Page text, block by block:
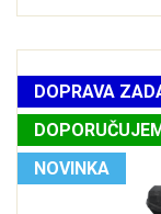
DOPRAVA
NOVINKA